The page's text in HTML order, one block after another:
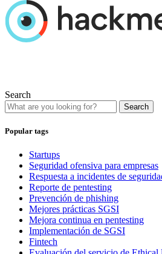
Search
Search
Popular tags
Startups
Seguridad ofensiva para empresas
Respuesta a incidentes de
Reporte de pentesting
Prevención de phishing
Mejores prácticas SGSI
Mejora continua en pentesting
Implementación de SGSI
Fintech